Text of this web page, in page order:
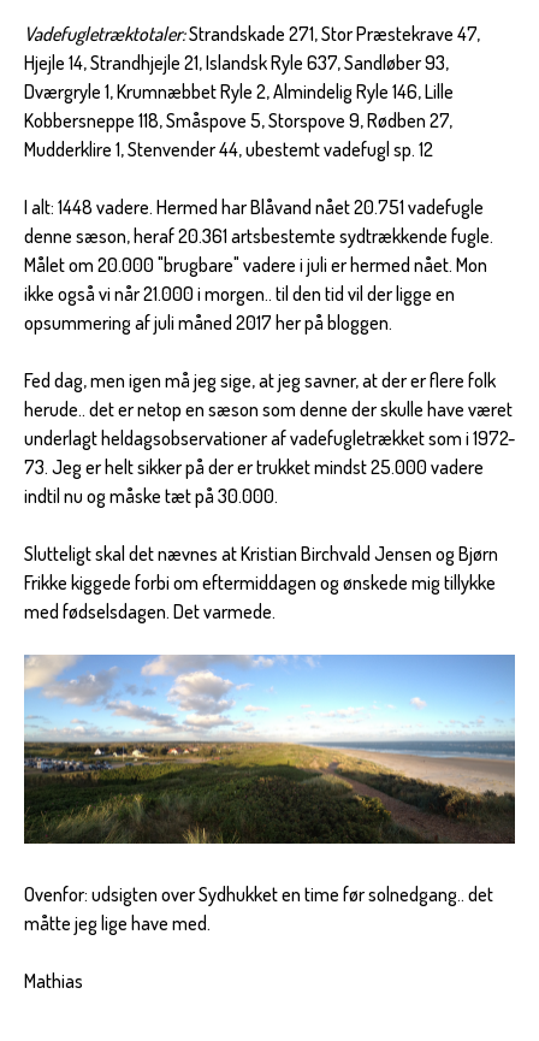
Vadefugletræktotaler:Strandskade 271, Stor Præstekrave 47,
Hjejle 14, Strandhjejle 21, Islandsk Ryle 637, Sandløber 93,
Dværgryle 1, Krumnæbbet Ryle 2, Almindelig Ryle 146, Lille
Kobbersneppe 118, Småspove 5, Storspove 9, Rødben 27,
Mudderklire 1, Stenvender 44, ubestemt vadefugl sp. 12
I alt: 1448 vadere. Hermed har Blåvand nået 20.751 vadefugle
denne sæson, heraf 20.361 artsbestemte sydtrækkende fugle.
Målet om 20.000 "brugbare" vadere i juli er hermed nået. Mon
ikke også vi når 21.000 i morgen.. til den tid vil der ligge en
opsummering af juli måned 2017 her på bloggen.
Fed dag, men igen må jeg sige, at jeg savner, at der er flere folk
herude.. det er netop en sæson som denne der skulle have været
underlagt heldagsobservationer af vadefugletrækket som i 1972-
73. Jeg er helt sikker på der er trukket mindst 25.000 vadere
indtil nu og måske tæt på 30.000.
Slutteligt skal det nævnes at Kristian Birchvald Jensen og Bjørn
Frikke kiggede forbi om eftermiddagen og ønskede mig tillykke
med fødselsdagen. Det varmede.
Ovenfor: udsigten over Sydhukket en time før solnedgang.. det
måtte jeg lige have med.
Mathias